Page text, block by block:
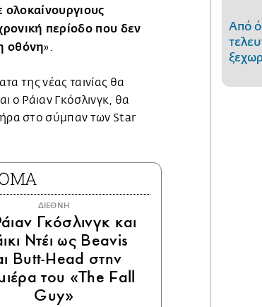
ολοκαίνουργιους
περίοδο που δεν
οθόνη».
της νέας ταινίας θα
ο Ράιαν Γκόσλινγκ, θα
στο σύμπαν των Star
ΔΙΕΘΝΗ
Γκόσλινγκ και
Ντέι ως Beavis
Butt-Head στην
του «The Fall
Guy»
Από